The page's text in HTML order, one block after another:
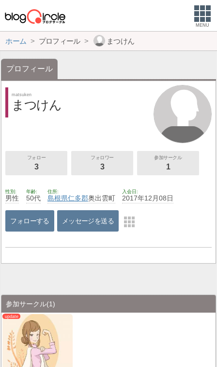
MENU
ホーム プロフィール まつけん
プロフィール
matsuken
まつけん
フォロー
3
フォロワー
3
参加サークル
1
性別
男性
年齢
50代
住所
島根県仁多郡奥出雲町
入会日
2017年12月08日
フォローする メッセージを送る
参加サークル(1)